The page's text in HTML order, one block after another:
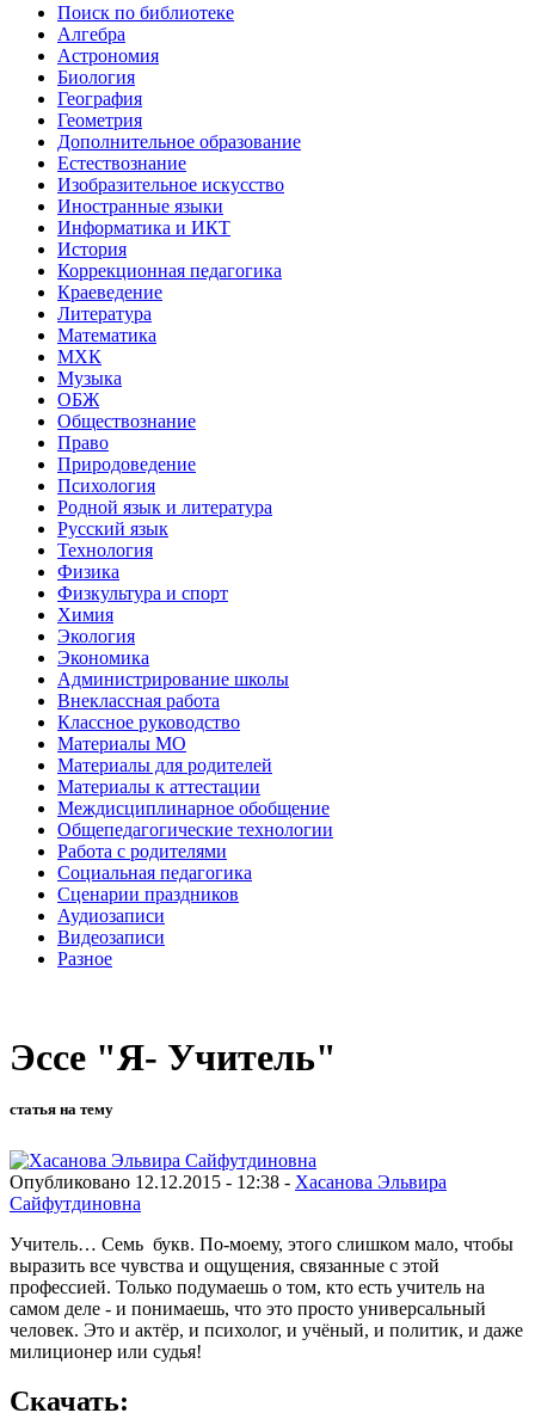
Поиск по библиотеке
Алгебра
Астрономия
Биология
География
Геометрия
Дополнительное образование
Естествознание
Изобразительное искусство
Иностранные языки
Информатика и ИКТ
История
Коррекционная педагогика
Краеведение
Литература
Математика
МХК
Музыка
ОБЖ
Обществознание
Право
Природоведение
Психология
Родной язык и литература
Русский язык
Технология
Физика
Физкультура и спорт
Химия
Экология
Экономика
Администрирование школы
Внеклассная работа
Классное руководство
Материалы МО
Материалы для родителей
Материалы к аттестации
Междисциплинарное обобщение
Общепедагогические технологии
Работа с родителями
Социальная педагогика
Сценарии праздников
Аудиозаписи
Видеозаписи
Разное
Эссе "Я- Учитель"
статья на тему
Опубликовано 12.12.2015 - 12:38 - Хасанова Эльвира
Сайфутдиновна
Учитель… Семь букв. По-моему, этого слишком мало, чтобы
выразить все чувства и ощущения, связанные с этой
профессией. Только подумаешь о том, кто есть учитель на
самом деле - и понимаешь, что это просто универсальный
человек. Это и актёр, и психолог, и учёный, и политик, и даже
милиционер или судья!
Скачать: